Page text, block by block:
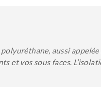
aussi
et vos sous faces.